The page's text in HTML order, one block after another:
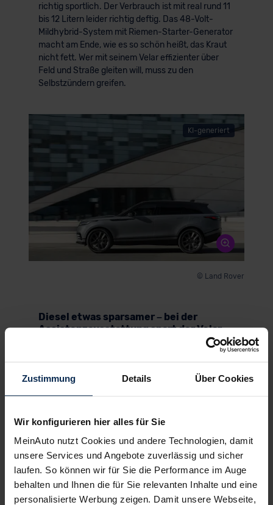
Zustimmung Details Über Cookies
Wir konfigurieren hier alles für Sie
MeinAuto nutzt Cookies und andere Technologien, damit
unsere Services und Angebote zuverlässig und sicher
laufen. So können wir für Sie die Performance im Auge
behalten und Ihnen die für Sie relevanten Inhalte und eine
personalisierte Werbung zeigen. Damit unsere Webseite,
richtig sportlich. Der Verbrauch ist mit real rund 11
bis 12 Litern leider richtig deftig. Das 48-Volt-
Mildhybrid-System mit Riemen-Starter-Generator
macht am Ende, wie es so schön heißt, das Kraut
nicht fett. Wer mit seinem Velar effizienter über
Feld und Straße gleiten will, muss zu den
Selbstzündern greifen.
KI-generiert
© Land Rover
Diesel etwas sparsamer – bei der
Assistenzausstattung spart der Velar
Auch bei ihnen offeriert Range Rover einen zwei
Liter großen Vier- und einen drei Liter großen
Rädern (Kraftstoffverbrauch kombiniert WLTP: 7,0
/ 7,7 Liter auf 100 km, 183 / 202 g/km CO2 und
Energieeffizienzklasse k.A.).
Das Mildhybrid-System das gleiche wie beim
stärkeren Benziner; bei den Selbstzündern scheint
es aber besser zu wirken. Mit 8, schlimmstenfalls 9